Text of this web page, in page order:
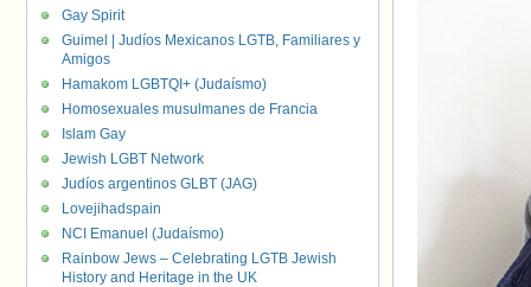
Gay Spirit
Guimel | Judíos Mexicanos LGTB, Familiares y
Amigos
Hamakom LGBTQI+ (Judaísmo)
Homosexuales musulmanes de Francia
Islam Gay
Jewish LGBT Network
Judíos argentinos GLBT (JAG)
Lovejihadspain
NCI Emanuel (Judaísmo)
Rainbow Jews – Celebrating LGTB Jewish
History and Heritage in the UK